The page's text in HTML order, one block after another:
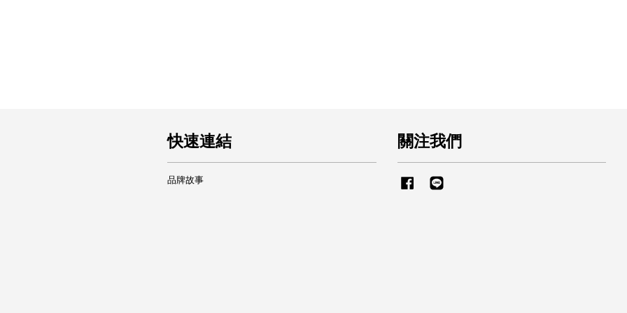
快速連結
品牌故事
關注我們
Facebook